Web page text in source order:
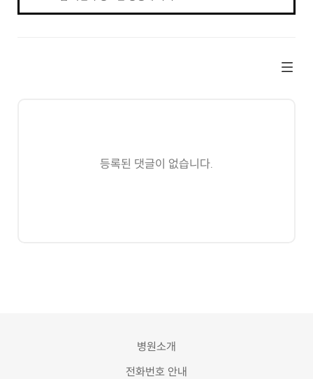
등록된 댓글이 없습니다.
병원소개
전화번호 안내